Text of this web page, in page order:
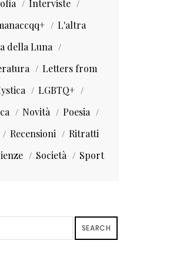
Interviste
L'altra
della Luna
Letters from
LGBTQ+
Novità
Poesia
Recensioni
Ritratti
Società Sport
SEARCH